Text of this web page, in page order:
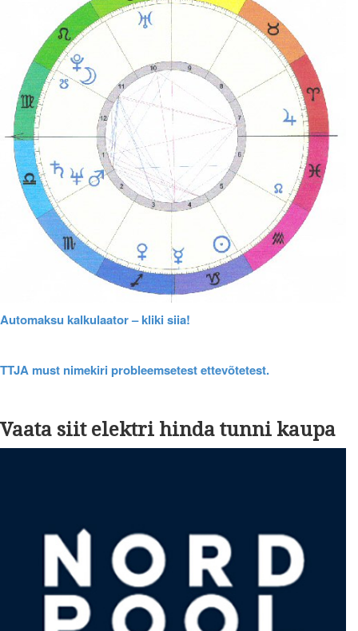
Automaksu kalkulaator – kliki siia!
TTJA must nimekiri probleemsetest ettevõtetest.
Vaata siit elektri hinda tunni kaupa